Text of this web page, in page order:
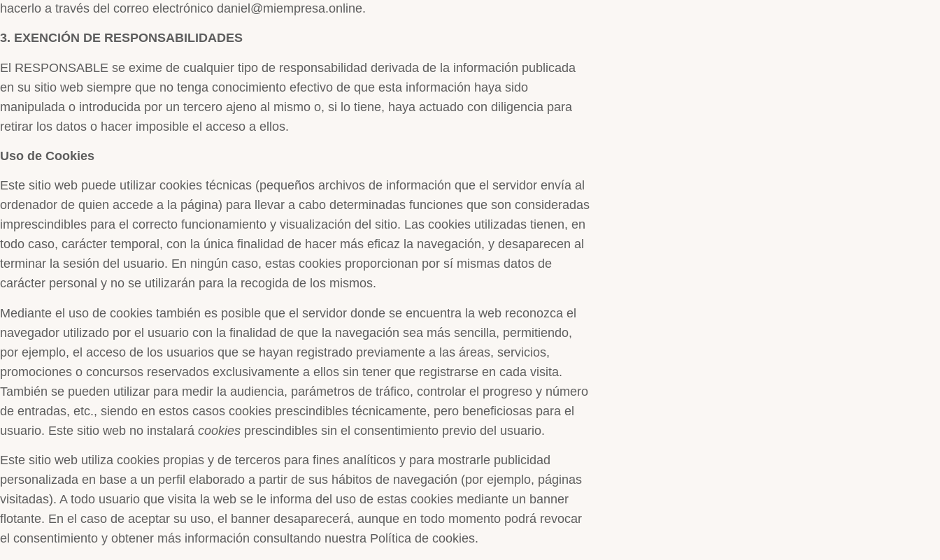
hacerlo a través del correo electrónico daniel@miempresa.online.
3. EXENCIÓN DE RESPONSABILIDADES
El RESPONSABLE se exime de cualquier tipo de responsabilidad derivada de la información publicada
en su sitio web siempre que no tenga conocimiento efectivo de que esta información haya sido
manipulada o introducida por un tercero ajeno al mismo o, si lo tiene, haya actuado con diligencia para
retirar los datos o hacer imposible el acceso a ellos.
Uso de Cookies
Este sitio web puede utilizar cookies técnicas (pequeños archivos de información que el servidor envía al
ordenador de quien accede a la página) para llevar a cabo determinadas funciones que son consideradas
imprescindibles para el correcto funcionamiento y visualización del sitio. Las cookies utilizadas tienen, en
todo caso, carácter temporal, con la única finalidad de hacer más eficaz la navegación, y desaparecen al
terminar la sesión del usuario. En ningún caso, estas cookies proporcionan por sí mismas datos de
carácter personal y no se utilizarán para la recogida de los mismos.
Mediante el uso de cookies también es posible que el servidor donde se encuentra la web reconozca el
navegador utilizado por el usuario con la finalidad de que la navegación sea más sencilla, permitiendo,
por ejemplo, el acceso de los usuarios que se hayan registrado previamente a las áreas, servicios,
promociones o concursos reservados exclusivamente a ellos sin tener que registrarse en cada visita.
También se pueden utilizar para medir la audiencia, parámetros de tráfico, controlar el progreso y número
de entradas, etc., siendo en estos casos cookies prescindibles técnicamente, pero beneficiosas para el
usuario. Este sitio web no instalará cookies prescindibles sin el consentimiento previo del usuario.
Este sitio web utiliza cookies propias y de terceros para fines analíticos y para mostrarle publicidad
personalizada en base a un perfil elaborado a partir de sus hábitos de navegación (por ejemplo, páginas
visitadas). A todo usuario que visita la web se le informa del uso de estas cookies mediante un banner
flotante. En el caso de aceptar su uso, el banner desaparecerá, aunque en todo momento podrá revocar
el consentimiento y obtener más información consultando nuestra Política de cookies.